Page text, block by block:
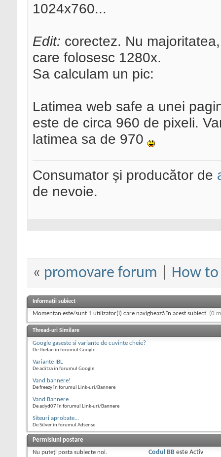
1024x760...
Edit: corectez. Nu
care folosesc 1280x.
Sa calculam un pic:
Latimea web safe a unei
este de circa 960 de pixeli.
latimea sa de 970
Consumator și producător de
de nevoie.
« promovare forum How
Informații subiect
Momentan este/sunt 1 utilizator(i) care navighează în acest subiect. (0
Thread-uri Similare
Google gaseste si variante de cuvinte cheie?
De thefan în forumul Google
Variante IBL
De aditza în forumul Google
Vand bannere!
De freezy în forumul Link-uri/Bannere
Vand Bannere
De adyd07 în forumul Link-uri/Bannere
Siteuri aprobate...
De Silver în forumul Adsense
Permisiuni postare
Nu puteţi posta subiecte noi.
Codul BBeste Activ